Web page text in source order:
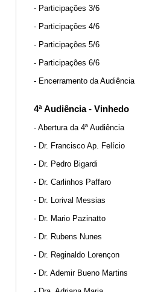
- Participações 3/6
- Participações 4/6
- Participações 5/6
- Participações 6/6
- Encerramento da Audiência
4ª Audiência - Vinhedo
- Abertura da 4ª Audiência
- Dr. Francisco Ap. Felício
- Dr. Pedro Bigardi
- Dr. Carlinhos Paffaro
- Dr. Lorival Messias
- Dr. Mario Pazinatto
- Dr. Rubens Nunes
- Dr. Reginaldo Lorençon
- Dr. Ademir Bueno Martins